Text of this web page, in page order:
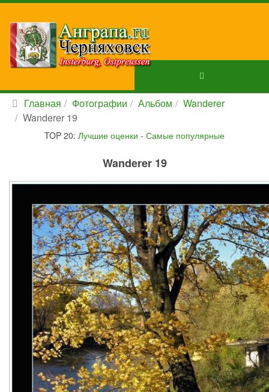
Главная Фотографии Альбом
Wanderer
Wanderer 19
TOP 20: Лучшие оценки - Самые популярные
Wanderer 19